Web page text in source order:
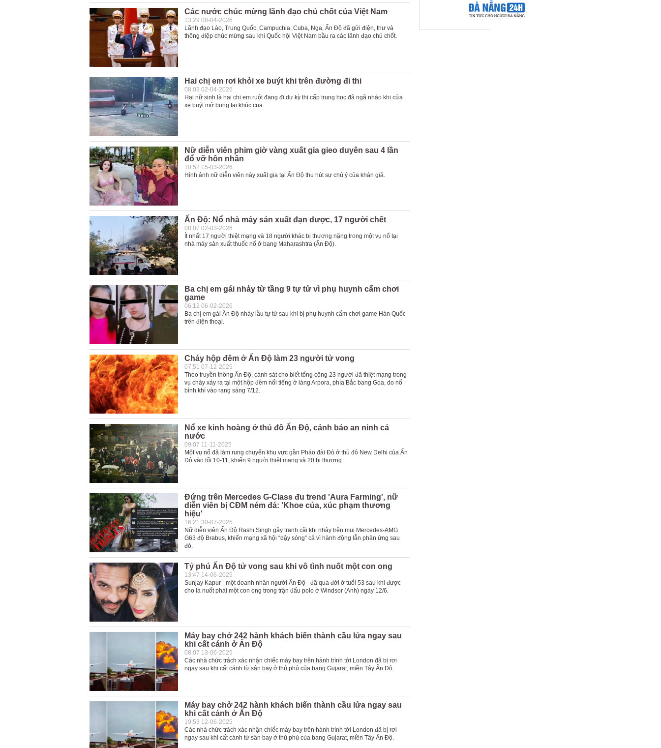
Các nước chúc mừng lãnh đạo chủ chốt của Việt Nam
13:29 08-04-2026
Lãnh đạo Lào, Trung Quốc, Campuchia, Cuba, Nga, Ấn Độ đã gửi điện, thư và
thông điệp chúc mừng sau khi Quốc hội Việt Nam bầu ra các lãnh đạo chủ chốt.
Hai chị em rơi khỏi xe buýt khi trên đường đi thi
08:03 02-04-2026
Hai nữ sinh là hai chị em ruột đang đi dự kỳ thi cấp trung học đã ngã nhào khi cửa
xe buýt mở bung tại khúc cua.
Nữ diễn viên phim giờ vàng xuất gia gieo duyên sau 4 lần
đổ vỡ hôn nhân
10:52 15-03-2026
Hình ảnh nữ diễn viên này xuất gia tại Ấn Độ thu hút sự chú ý của khán giả.
Ấn Độ: Nổ nhà máy sản xuất đạn dược, 17 người chết
08:07 02-03-2026
Ít nhất 17 người thiệt mạng và 18 người khác bị thương nặng trong một vụ nổ tại
nhà máy sản xuất thuốc nổ ở bang Maharashtra (Ấn Độ).
Ba chị em gái nhảy từ tầng 9 tự tử vì phụ huynh cấm chơi
game
06:12 06-02-2026
Ba chị em gái Ấn Độ nhảy lầu tự tử sau khi bị phụ huynh cấm chơi game Hàn Quốc
trên điện thoại.
Cháy hộp đêm ở Ấn Độ làm 23 người tử vong
07:51 07-12-2025
Theo truyền thông Ấn Độ, cảnh sát cho biết tổng cộng 23 người đã thiệt mạng trong
vụ cháy xảy ra tại một hộp đêm nổi tiếng ở làng Arpora, phía Bắc bang Goa, do nổ
bình khí vào rạng sáng 7/12.
Nổ xe kinh hoàng ở thủ đô Ấn Độ, cảnh báo an ninh cả
nước
09:07 11-11-2025
Một vụ nổ đã làm rung chuyển khu vực gần Pháo đài Đỏ ở thủ đô New Delhi của Ấn
Độ vào tối 10-11, khiến 9 người thiệt mạng và 20 bị thương.
Đứng trên Mercedes G-Class đu trend 'Aura Farming', nữ
diễn viên bị CĐM ném đá: 'Khoe của, xúc phạm thương
hiệu'
16:21 30-07-2025
Nữ diễn viên Ấn Độ Rashi Singh gây tranh cãi khi nhảy trên mui Mercedes-AMG
G63 độ Brabus, khiến mạng xã hội “dậy sóng” cả vì hành động lẫn phản ứng sau
đó.
Tỷ phú Ấn Độ tử vong sau khi vô tình nuốt một con ong
13:47 14-06-2025
Sunjay Kapur - một doanh nhân người Ấn Độ - đã qua đời ở tuổi 53 sau khi được
cho là nuốt phải một con ong trong trận đấu polo ở Windsor (Anh) ngày 12/6.
Máy bay chở 242 hành khách biến thành cầu lửa ngay sau
khi cất cánh ở Ấn Độ
08:07 13-06-2025
Các nhà chức trách xác nhận chiếc máy bay trên hành trình tới London đã bị rơi
ngay sau khi cất cánh từ sân bay ở thủ phủ của bang Gujarat, miền Tây Ấn Độ.
Máy bay chở 242 hành khách biến thành cầu lửa ngay sau
khi cất cánh ở Ấn Độ
19:53 12-06-2025
Các nhà chức trách xác nhận chiếc máy bay trên hành trình tới London đã bị rơi
ngay sau khi cất cánh từ sân bay ở thủ phủ của bang Gujarat, miền Tây Ấn Độ.